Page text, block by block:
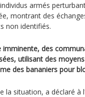
armés
montrant des
non identifiés.
imminente, des
utilisant des
des bananiers pour
la situation, a déclaré à